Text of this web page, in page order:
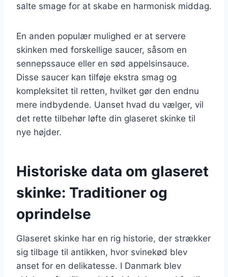
salte smage for at skabe en harmonisk middag.
En anden populær mulighed er at servere
skinken med forskellige saucer, såsom en
sennepssauce eller en sød appelsinsauce.
Disse saucer kan tilføje ekstra smag og
kompleksitet til retten, hvilket gør den endnu
mere indbydende. Uanset hvad du vælger, vil
det rette tilbehør løfte din glaseret skinke til
nye højder.
Historiske data om glaseret
skinke: Traditioner og
oprindelse
Glaseret skinke har en rig historie, der strækker
sig tilbage til antikken, hvor svinekød blev
anset for en delikatesse. I Danmark blev